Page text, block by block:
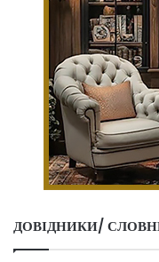
ДОВІДНИКИ/